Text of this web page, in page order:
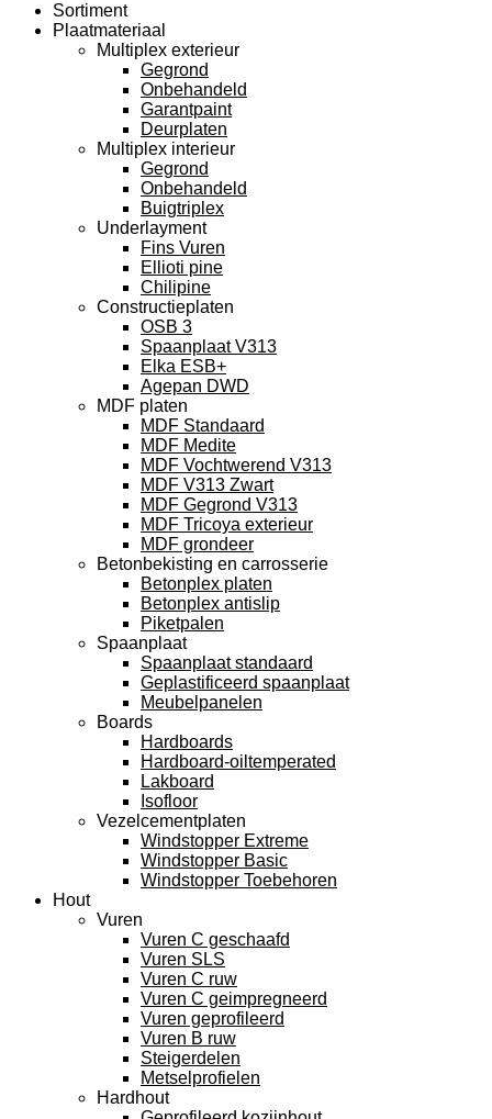
Sortiment
Plaatmateriaal
Multiplex exterieur
Gegrond
Onbehandeld
Garantpaint
Deurplaten
Multiplex interieur
Gegrond
Onbehandeld
Buigtriplex
Underlayment
Fins Vuren
Ellioti pine
Chilipine
Constructieplaten
OSB 3
Spaanplaat V313
Elka ESB+
Agepan DWD
MDF platen
MDF Standaard
MDF Medite
MDF Vochtwerend V313
MDF V313 Zwart
MDF Gegrond V313
MDF Tricoya exterieur
MDF grondeer
Betonbekisting en carrosserie
Betonplex platen
Betonplex antislip
Piketpalen
Spaanplaat
Spaanplaat standaard
Geplastificeerd spaanplaat
Meubelpanelen
Boards
Hardboards
Hardboard-oiltemperated
Lakboard
Isofloor
Vezelcementplaten
Windstopper Extreme
Windstopper Basic
Windstopper Toebehoren
Hout
Vuren
Vuren C geschaafd
Vuren SLS
Vuren C ruw
Vuren C geimpregneerd
Vuren geprofileerd
Vuren B ruw
Steigerdelen
Metselprofielen
Hardhout